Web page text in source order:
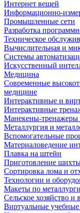
Интернет вещей
Информационно-
Промышленные сети
Разработка
Техническое
Вычислительная и
Системы
Искусственный
Медицина
Современные
медицине
Интерактивные и
Интерактивные
Манекены-тренажеры
Металлургия и
Вспомогательные
Материаловедение
Плавка на штейн
Приготовление
Сортировка лома и
Технологии и
Макеты по
Сельское хозяйство и
Виртуальные